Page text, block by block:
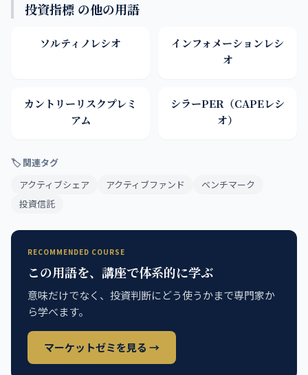
投資指標 の他の用語
ソルティノレシオ
インフォメーションレシ
オ
カントリーリスクプレミ
アム
シラーPER（CAPEレシ
オ）
🏷 関連タグ
アクティブシェア
アクティブファンド
ベンチマーク
投資信託
RECOMMENDED COURSE
この用語を、講座で体系的に学ぶ
意味だけでなく、投資判断にどう使うかまで専門家か
ら学べます。
マーケットゼミを見る →